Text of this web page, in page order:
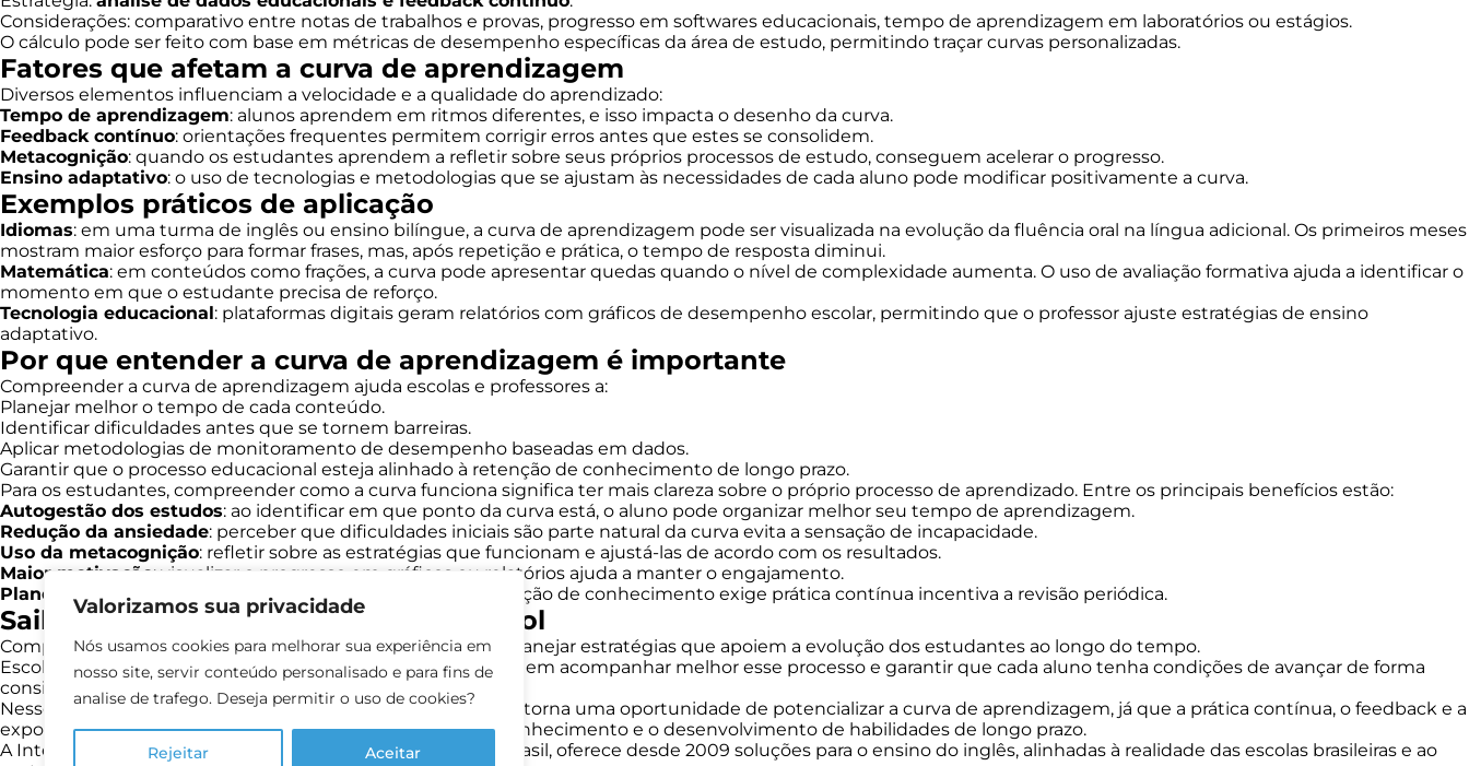
Valorizamos sua privacidade
Nós usamos cookies para melhorar sua experiência em
nosso site, servir conteúdo personalisado e para fins de
analise de trafego. Deseja permitir o uso de cookies?
Rejeitar Aceitar
Considerações: comparativo entre notas de trabalhos e provas, progresso em softwares educacionais, tempo de aprendizagem em laboratórios ou estágios.
O cálculo pode ser feito com base em métricas de desempenho específicas da área de estudo, permitindo traçar curvas personalizadas.
Fatores que afetam a curva de aprendizagem
Diversos elementos influenciam a velocidade e a qualidade do aprendizado:
Tempo de aprendizagem: alunos aprendem em ritmos diferentes, e isso impacta o desenho da curva.
Feedback contínuo: orientações frequentes permitem corrigir erros antes que estes se consolidem.
Metacognição: quando os estudantes aprendem a refletir sobre seus próprios processos de estudo, conseguem acelerar o progresso.
Ensino adaptativo: o uso de tecnologias e metodologias que se ajustam às necessidades de cada aluno pode modificar positivamente a curva.
Exemplos práticos de aplicação
Idiomas: em uma turma de inglês ou ensino bilíngue, a curva de aprendizagem pode ser visualizada na evolução da fluência oral na língua adicional. Os primeiros meses
mostram maior esforço para formar frases, mas, após repetição e prática, o tempo de resposta diminui.
Matemática: em conteúdos como frações, a curva pode apresentar quedas quando o nível de complexidade aumenta. O uso de avaliação formativa ajuda a identificar o
momento em que o estudante precisa de reforço.
Tecnologia educacional: plataformas digitais geram relatórios com gráficos de desempenho escolar, permitindo que o professor ajuste estratégias de ensino
adaptativo.
Por que entender a curva de aprendizagem é importante
Compreender a curva de aprendizagem ajuda escolas e professores a:
Planejar melhor o tempo de cada conteúdo.
Identificar dificuldades antes que se tornem barreiras.
Aplicar metodologias de monitoramento de desempenho baseadas em dados.
Garantir que o processo educacional esteja alinhado à retenção de conhecimento de longo prazo.
Para os estudantes, compreender como a curva funciona significa ter mais clareza sobre o próprio processo de aprendizado. Entre os principais benefícios estão:
Autogestão dos estudos: ao identificar em que ponto da curva está, o aluno pode organizar melhor seu tempo de aprendizagem.
Redução da ansiedade: perceber que dificuldades iniciais são parte natural da curva evita a sensação de incapacidade.
Uso da metacognição: refletir sobre as estratégias que funcionam e ajustá-las de acordo com os resultados.
Maior motivação: visualizar o progresso em gráficos ou relatórios ajuda a manter o engajamento.
Planejamento para longo prazo
: compreender que a retenção de conhecimento exige prática contínua incentiva a revisão periódica.
Saiba mais sobre a International School
Compreender acurva de aprendizagemé essencial para planejar estratégias que apoiem a evolução dos estudantes ao longo do tempo.
Escolas que adotam um projeto pedagógico sólido conseguem acompanhar melhor esse processo e garantir que cada aluno tenha condições de avançar de forma
consistente.
Nesse cenário, inserir aeducação bilínguedesde o início se torna uma oportunidade de potencializar a curva de aprendizagem, já que a prática contínua, o feedback e a
exposição ao inglês no dia a dia favorecem a retenção de conhecimento e o desenvolvimento de habilidades de longo prazo.
A International School, pioneira em educação bilíngue no Brasil, oferece desde 2009 soluções para o ensino do inglês, alinhadas à realidade das escolas brasileiras e ao